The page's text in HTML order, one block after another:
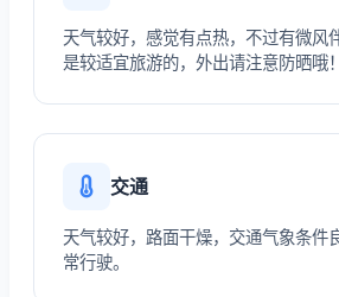
天气较好，感觉有点热，不过有微风
是较适宜旅游的，外出请注意防晒哦！
交通
天气较好，路面干燥，交通气象条件
常行驶。